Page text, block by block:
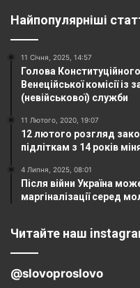
Найпопулярніші
11 Січня, 2025, 14:57
Голова
Венеційської комісії
(невійськової) служби
11 Лютого, 2020, 19:07
12 лютого розгляд
підліткам з 14 років
4 Липня, 2025, 08:01
Після війни Україна
маргіналізації серед
Читайте наш
@slovoproslovo